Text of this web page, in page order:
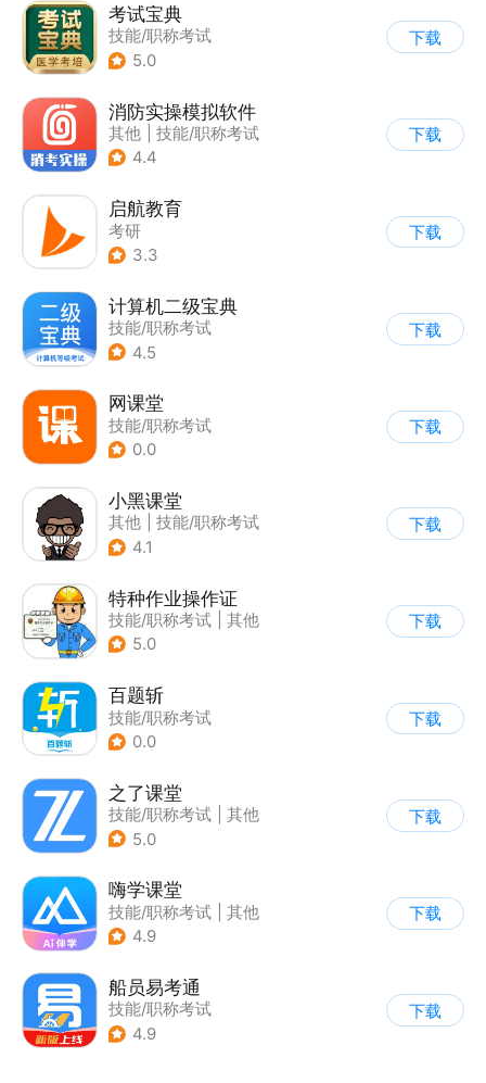
考试宝典
技能/职称考试
5.0
下载
消防实操模拟软件
其他
技能/职称考试
4.4
下载
启航教育
考研
3.3
下载
计算机二级宝典
技能/职称考试
4.5
下载
网课堂
技能/职称考试
0.0
下载
小黑课堂
其他
技能/职称考试
4.1
下载
特种作业操作证
技能/职称考试
其他
5.0
下载
百题斩
技能/职称考试
0.0
下载
之了课堂
技能/职称考试
其他
5.0
下载
嗨学课堂
技能/职称考试
其他
4.9
下载
船员易考通
技能/职称考试
4.9
下载